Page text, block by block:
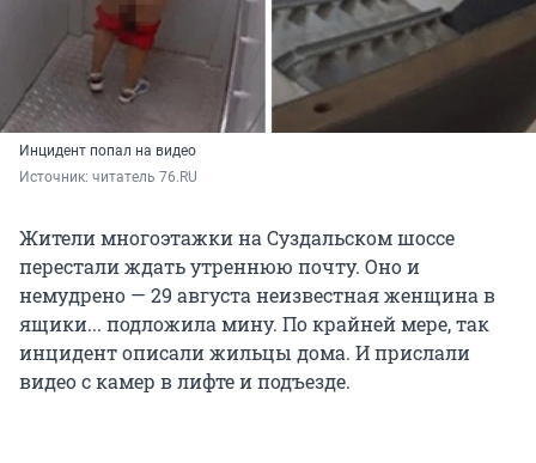
Инцидент попал на видео
Источник: читатель 76.RU
Жители многоэтажки на Суздальском шоссе
перестали ждать утреннюю почту. Оно и
немудрено — 29 августа неизвестная женщина в
ящики... подложила мину. По крайней мере, так
инцидент описали жильцы дома. И прислали
видео с камер в лифте и подъезде.